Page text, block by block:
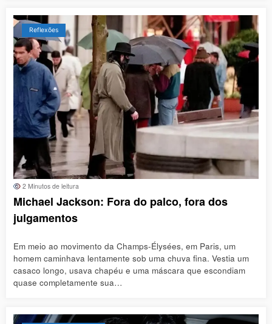
Reflexões
2 Minutos de leitura
Michael Jackson: Fora do palco, fora dos
julgamentos
Em meio ao movimento da Champs-Élysées, em Paris, um
homem caminhava lentamente sob uma chuva fina. Vestia um
casaco longo, usava chapéu e uma máscara que escondiam
quase completamente sua…